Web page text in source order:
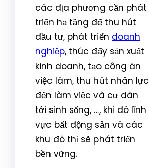
các địa phương cần phát
triển hạ tầng để thu hút
đầu tư, phát triển doanh
nghiệp, thúc đẩy sản xuất
kinh doanh, tạo công ăn
việc làm, thu hút nhân lực
đến làm việc và cư dân
tới sinh sống, …, khi đó lĩnh
vực bất động sản và các
khu đô thị sẽ phát triển
bền vững.